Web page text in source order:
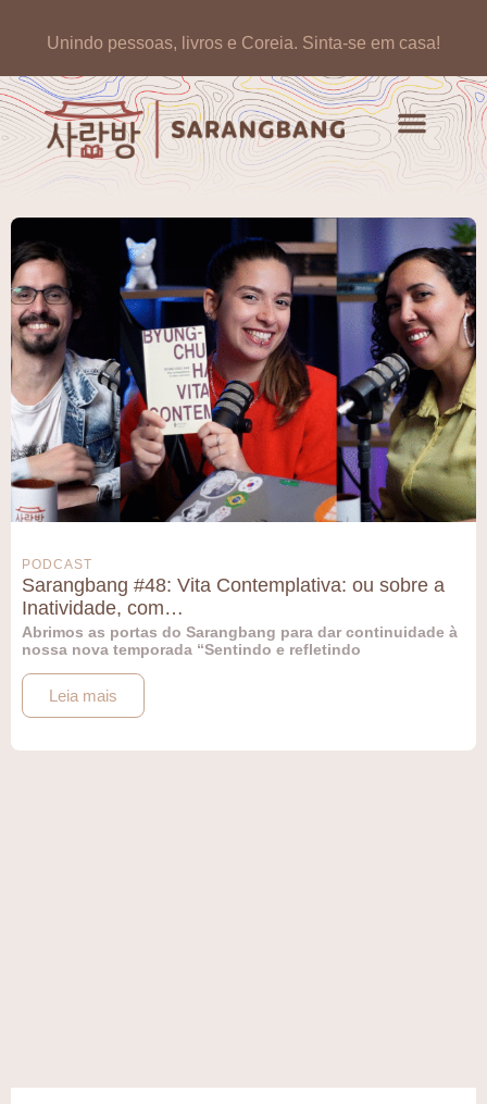
Unindo pessoas, livros e Coreia. Sinta-se em casa!
PODCAST
Sarangbang #48: Vita Contemplativa: ou sobre a
Inatividade, com…
Abrimos as portas do Sarangbang para dar continuidade à
nossa nova temporada “Sentindo e refletindo
Leia mais